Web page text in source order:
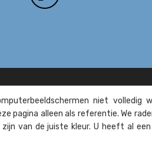
niet volledig
pagina alleen als referentie. We
van de juiste kleur. U heeft al een
Kambier